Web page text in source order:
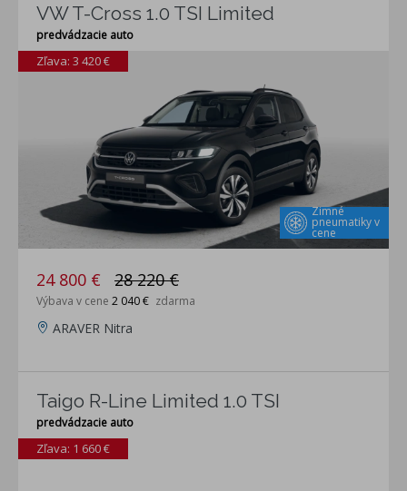
VW T-Cross 1.0 TSI Limited
predvádzacie auto
Zimné
pneumatiky v
cene
Zľava: 3 420 €
24 800 € 28 220 €
Výbava v cene 2 040 € zdarma
ARAVER Nitra
Taigo R-Line Limited 1.0 TSI
predvádzacie auto
Zľava: 1 660 €